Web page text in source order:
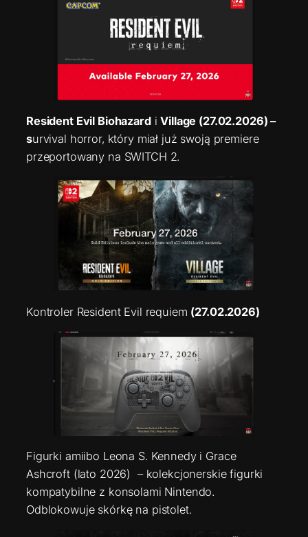
Resident Evil BiohazardiVillage (27.02.2026) –
survival horror, który miał już swoją premiere
przeportowany na SWITCH 2.
Kontroler Resident Evil requiem (27.02.2026)
Figurki amiibo Leona S. Kennedy i Grace
Ashcroft (lato 2026) – kolekcjonerskie figurki
kompatybilne z konsolami Nintendo.
Odblokowuje skórkę na pistolet.